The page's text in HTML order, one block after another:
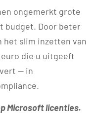
ongemerkt grote
budget. Door beter
slim inzetten van
die u uitgeeft
— in
Microsoft licenties.